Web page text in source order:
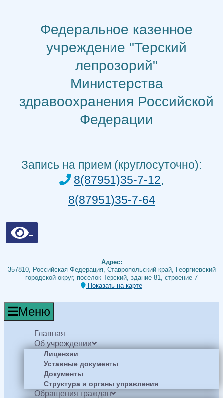
содержимомуФедеральное казенное
учреждение "Терский
лепрозорий"
Министерства
здравоохранения Российской
Федерации
Запись на прием (круглосуточно):
8(87951)35-7-12,
8(87951)35-7-64
Адрес:
357810, Российская Федерация, Ставропольский край, Георгиевский
городской округ, поселок Терский, здание 81, строение 7
Показать на карте
Меню
Главная
Об учреждении
Лицензии
Уставные документы
Документы
Структура и органы управления
Обращения граждан